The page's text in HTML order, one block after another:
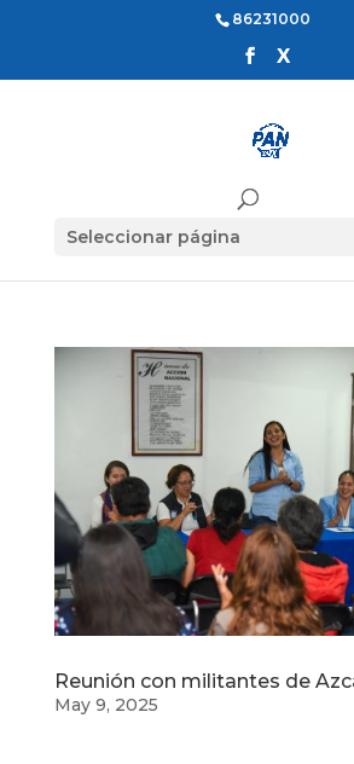
86231000
Seleccionar página
Reunión con militantes de
May 9, 2025